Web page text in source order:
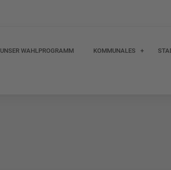
UNSER WAHLPROGRAMM KOMMUNALES